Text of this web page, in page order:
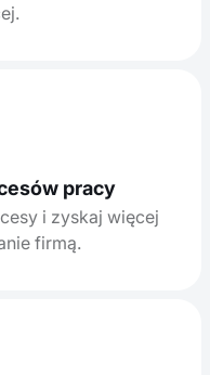
pracy
i zyskaj więcej
firmą.